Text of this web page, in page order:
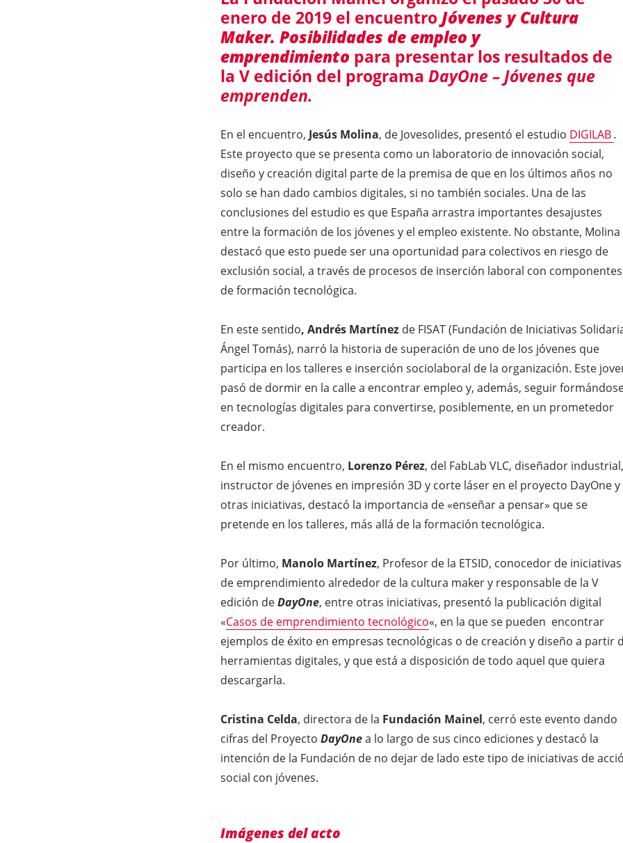
enero de 2019 el encuentroJóvenes y Cultura
Maker. Posibilidades de empleo y
emprendimiento para presentar los resultados de
la V edición del programa DayOne – Jóvenes que
emprenden.
En el encuentro, Jesús Molina, de Jovesolides, presentó el estudio DIGILAB.
Este proyecto que se presenta como un laboratorio de innovación social,
diseño y creación digital parte de la premisa de que en los últimos años no
solo se han dado cambios digitales, si no también sociales. Una de las
conclusiones del estudio es que España arrastra importantes desajustes
entre la formación de los jóvenes y el empleo existente. No obstante, Molina
destacó que esto puede ser una oportunidad para colectivos en riesgo de
exclusión social, a través de procesos de inserción laboral con componentes
de formación tecnológica.
En este sentido, Andrés Martínezde FISAT (Fundación de Iniciativas
Ángel Tomás), narró la historia de superación de uno de los jóvenes que
participa en los talleres e inserción sociolaboral de la organización. Este
pasó de dormir en la calle a encontrar empleo y, además, seguir
en tecnologías digitales para convertirse, posiblemente, en un prometedor
creador.
En el mismo encuentro, Lorenzo Pérez, del FabLab VLC, diseñador
instructor de jóvenes en impresión 3D y corte láser en el proyecto DayOne y
otras iniciativas, destacó la importancia de «enseñar a pensar» que se
pretende en los talleres, más allá de la formación tecnológica.
Por último, Manolo Martínez, Profesor de la ETSID, conocedor de iniciativas
de emprendimiento alrededor de la cultura maker y responsable de la V
edición deDayOne, entre otras iniciativas, presentó la publicación digital
«Casos de emprendimiento tecnológico«, en la que se pueden encontrar
ejemplos de éxito en empresas tecnológicas o de creación y diseño a partir
herramientas digitales, y que está a disposición de todo aquel que quiera
descargarla.
Cristina Celda, directora de la Fundación Mainel, cerró este evento dando
cifras del Proyecto DayOnea lo largo de sus cinco ediciones y destacó la
intención de la Fundación de no dejar de lado este tipo de iniciativas de
social con jóvenes.
Imágenes del acto